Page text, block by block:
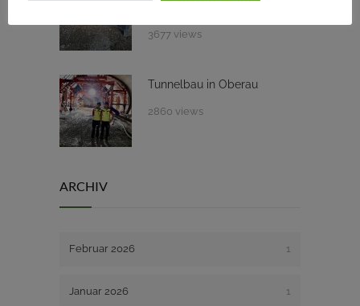
3677 views
Tunnelbau in Oberau
2860 views
ARCHIV
Februar 2026 1
Januar 2026 1